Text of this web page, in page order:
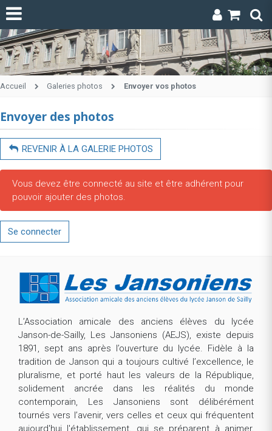
Accueil Galeries photos Envoyer vos photos
Envoyer des photos
REVENIR À LA GALERIE PHOTOS
Vous devez être connecté au site et être adhérent pour
pouvoir ajouter des photos.
Se connecter
L’Association amicale des anciens élèves du lycée
Janson-de-Sailly, Les Jansoniens (AEJS), existe depuis
1891, sept ans après l’ouverture du lycée. Fidèle à la
tradition de Janson qui a toujours cultivé l’excellence, le
pluralisme, et porté haut les valeurs de la République,
solidement ancrée dans les réalités du monde
contemporain, Les Jansoniens sont délibérément
tournés vers l’avenir, vers celles et ceux qui fréquentent
aujourd'hui l'établissement, qui se préparent à animer,